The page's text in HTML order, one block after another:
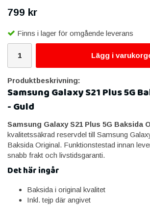
799 kr
Finns i lager för omgående leverans
Lägg i
Produktbeskrivning:
Samsung Galaxy S21 Plus 5G
- Guld
Samsung Galaxy S21 Plus 5G Baksida
kvalitetssäkrad reservdel till Samsung
Baksida Original. Funktionstestad innan
snabb frakt och livstidsgaranti.
Det här ingår
Baksida i original kvalitet
Inkl. tejp där angivet